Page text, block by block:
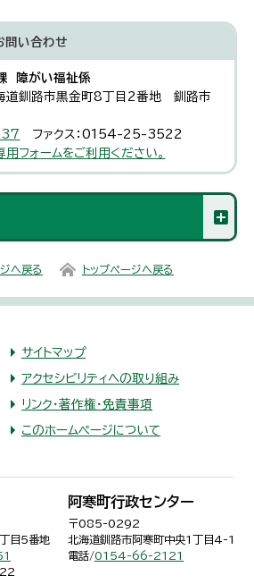
問い合わせ
障がい福祉係
釧路市黒金町8丁目2番地 釧路市
ファクス：0154-25-3522
フォームをご利用ください。
へ戻る トップページへ戻る
サイトマップ
アクセシビリティへの取り組み
リンク・著作権・免責事項
このホームページについて
目5番地
阿寒町行政センター
〒085-0292
北海道釧路市阿寒町中央1丁目4-1
電話/0154-66-2121